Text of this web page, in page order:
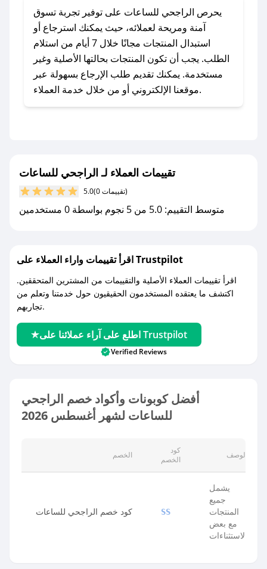
الراجحي للساعات؟
للحصول على كوبونات وخصومات حصرية، قم بما
يلي:
في تطبيق صحصح.
- تابع حسابنا الرسمي على تويتر وقم بتفعيل زر
يحرص الراجحي للساعات على توفير تجربة تسوق
آمنة ومريحة لعملائه، حيث يمكنك استرجاع أو
استبدال المنتجات مجانًا خلال 7 أيام من استلام
الطلب. يجب أن تكون المنتجات بحالتها الأصلية وغير
مستخدمة. يمكنك تقديم طلب الإرجاع بسهولة عبر
موقعنا الإلكتروني أو من خلال خدمة العملاء.
تقييمات العملاء لـ الراجحي للساعات
5.0 (0 تقييمات)
متوسط التقييم: 5.0 من 5 نجوم بواسطة 0 مستخدمين
اقرأ تقييمات واراء العملاء على Trustpilot
اقرأ تقييمات العملاء الأصلية والتقييمات من المشترين المتحققين.
اكتشف ما يعتقده المستخدمون الحقيقيون حول خدمتنا وتعلم من
تجاربهم.
اطلع على آراء عملائنا على Trustpilot
Verified Reviews
أفضل كوبونات وأكواد خصم الراجحي
للساعات لشهر أغسطس 2026
الخصم
كود
الخصم
الوصف
كود خصم الراجحي للساعات SS
يشمل
جميع
المنتجات
مع بعض
الاستثناءات